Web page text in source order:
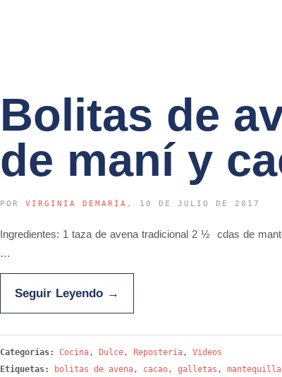
Bolitas de
de maní y
POR VIRGINIA DEMARÍA , 10 DE JULIO DE 2017
Ingredientes: 1 taza de avena tradicional 2 ½ cdas de
…
Seguir Leyendo →
Categorías: Cocina , Dulce , Repostería , Videos
Etiquetas:
bolitas de avena , cacao , galletas ,